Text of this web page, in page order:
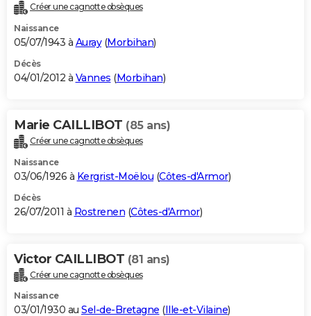
Créer une cagnotte obsèques
Naissance
05/07/1943 à Auray(Morbihan)
Décès
04/01/2012 à Vannes (Morbihan)
Marie CAILLIBOT (85 ans)
Créer une cagnotte obsèques
Naissance
03/06/1926 à Kergrist-Moëlou (Côtes-d'Armor)
Décès
26/07/2011 à Rostrenen (Côtes-d'Armor)
Victor CAILLIBOT (81 ans)
Créer une cagnotte obsèques
Naissance
03/01/1930 au Sel-de-Bretagne (Ille-et-Vilaine)